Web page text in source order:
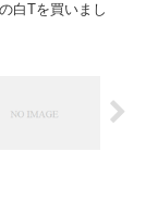
白Tを買いまし